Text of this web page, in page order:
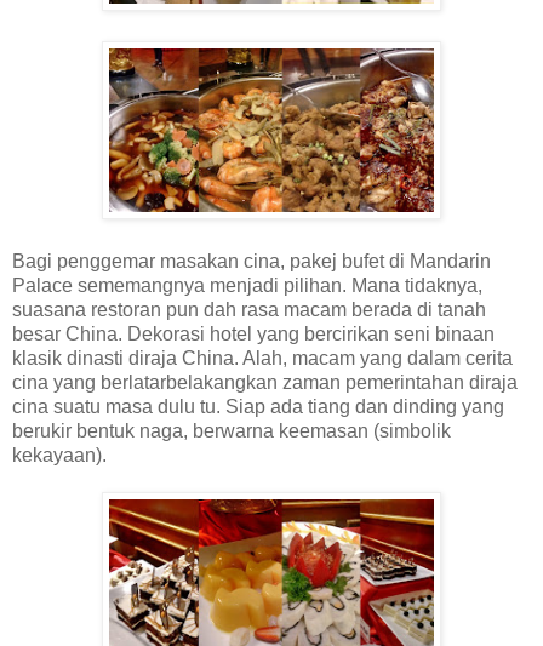
Bagi penggemar masakan cina, pakej bufet di Mandarin
Palace sememangnya menjadi pilihan. Mana tidaknya,
suasana restoran pun dah rasa macam berada di tanah
besar China. Dekorasi hotel yang bercirikan seni binaan
klasik dinasti diraja China. Alah, macam yang dalam cerita
cina yang berlatarbelakangkan zaman pemerintahan diraja
cina suatu masa dulu tu. Siap ada tiang dan dinding yang
berukir bentuk naga, berwarna keemasan (simbolik
kekayaan).